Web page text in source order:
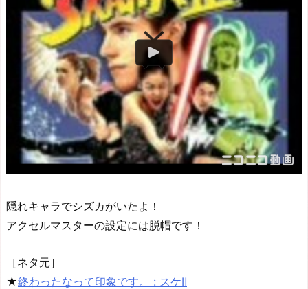
隠れキャラでシズカがいたよ！
アクセルマスターの設定には脱帽です！
［ネタ元］
★終わったなって印象です。 : スケⅡ